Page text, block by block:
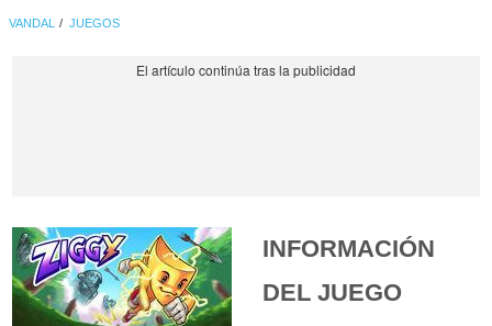
VANDAL JUEGOS
INFORMACIÓN
DEL JUEGO